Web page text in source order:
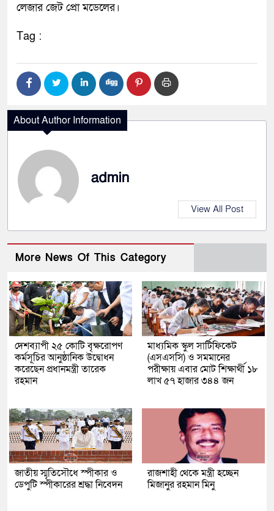
লেজার জেট প্রো মডেলের।
Tag :
About Author Information
admin
View All Post
More News Of This Category
দেশব্যাপী ২৫ কোটি বৃক্ষরোপণ
কর্মসূচির আনুষ্ঠানিক উদ্বোধন
করেছেন প্রধানমন্ত্রী তারেক
রহমান
মাধ্যমিক স্কুল সার্টিফিকেট
(এসএসসি) ও সমমানের
পরীক্ষায় এবার মোট শিক্ষার্থী ১৮
লাখ ৫৭ হাজার ৩৪৪ জন
জাতীয় স্মৃতিসৌধে স্পীকার ও
ডেপুটি স্পীকারের শ্রদ্ধা নিবেদন
রাজশাহী থেকে মন্ত্রী হচ্ছেন
মিজানুর রহমান মিনু